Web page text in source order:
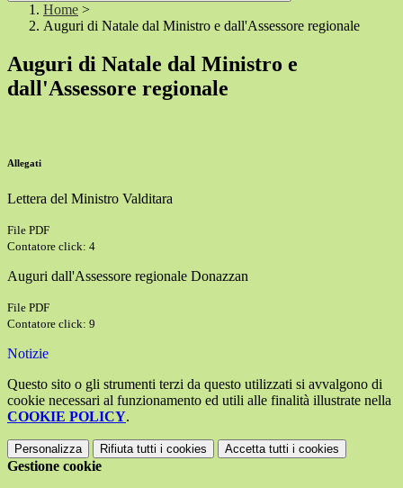
Home >
Auguri di Natale dal Ministro e dall'Assessore regionale
Auguri di Natale dal Ministro e
dall'Assessore regionale
Allegati
Lettera del Ministro Valditara
File PDF
Contatore click: 4
Auguri dall'Assessore regionale Donazzan
File PDF
Contatore click: 9
Notizie
Questo sito o gli strumenti terzi da questo utilizzati si avvalgono di
cookie necessari al funzionamento ed utili alle finalità illustrate nella
COOKIE POLICY.
Personalizza Rifiuta tutti i cookies Accetta tutti i cookies
Gestione cookie